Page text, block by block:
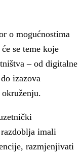
o mogućnostima
se teme koje
– od digitalne
izazova
imali
razmjenjivati